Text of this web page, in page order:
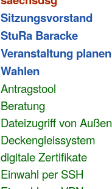
Sitzungsvorstand
StuRa Baracke
Veranstaltung planen
Wahlen
Antragstool
Beratung
Dateizugriff von Außen
Deckengleissystem
digitale Zertifikate
Einwahl per SSH